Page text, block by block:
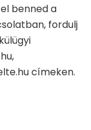
benned a
fordulj
címeken.